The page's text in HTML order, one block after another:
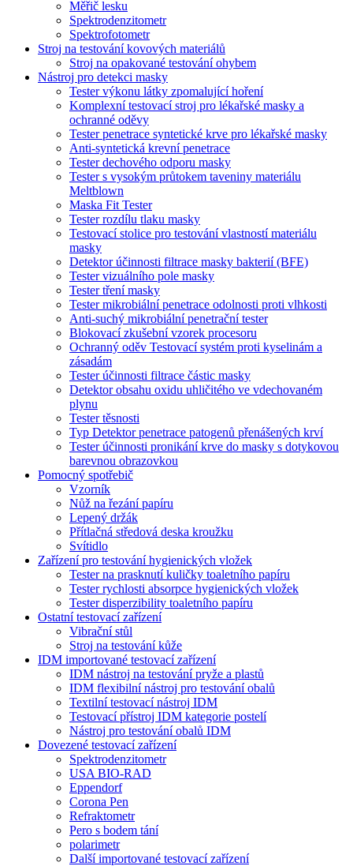
Měřič lesku
Spektrodenzitometr
Spektrofotometr
Stroj na testování kovových materiálů
Stroj na opakované testování ohybem
Nástroj pro detekci masky
Tester výkonu látky zpomalující hoření
Komplexní testovací stroj pro lékařské masky a
ochranné oděvy
Tester penetrace syntetické krve pro lékařské masky
Anti-syntetická krevní penetrace
Tester dechového odporu masky
Tester s vysokým průtokem taveniny materiálu
Meltblown
Maska Fit Tester
Tester rozdílu tlaku masky
Testovací stolice pro testování vlastností materiálu
masky
Detektor účinnosti filtrace masky bakterií (BFE)
Tester vizuálního pole masky
Tester tření masky
Tester mikrobiální penetrace odolnosti proti vlhkosti
Anti-suchý mikrobiální penetrační tester
Blokovací zkušební vzorek procesoru
Ochranný oděv Testovací systém proti kyselinám a
zásadám
Tester účinnosti filtrace částic masky
Detektor obsahu oxidu uhličitého ve vdechovaném
plynu
Tester těsnosti
Typ Detektor penetrace patogenů přenášených krví
Tester účinnosti pronikání krve do masky s dotykovou
barevnou obrazovkou
Pomocný spotřebič
Vzorník
Nůž na řezání papíru
Lepený držák
Přítlačná středová deska kroužku
Svítidlo
Zařízení pro testování hygienických vložek
Tester na prasknutí kuličky toaletního papíru
Tester rychlosti absorpce hygienických vložek
Tester disperzibility toaletního papíru
Ostatní testovací zařízení
Vibrační stůl
Stroj na testování kůže
IDM importované testovací zařízení
IDM nástroj na testování pryže a plastů
IDM flexibilní nástroj pro testování obalů
Textilní testovací nástroj IDM
Testovací přístroj IDM kategorie postelí
Nástroj pro testování obalů IDM
Dovezené testovací zařízení
Spektrodenzitometr
USA BIO-RAD
Eppendorf
Corona Pen
Refraktometr
Pero s bodem tání
polarimetr
Další importované testovací zařízení